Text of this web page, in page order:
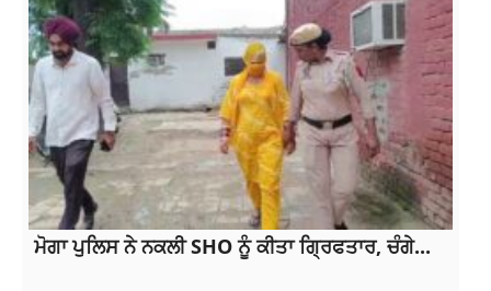
ਮੋਗਾ ਪੁਲਿਸ ਨੇ ਨਕਲੀ SHO ਨੂੰ ਕੀਤਾ ਗ੍ਰਿਫਤਾਰ, ਚੰਗੇ...